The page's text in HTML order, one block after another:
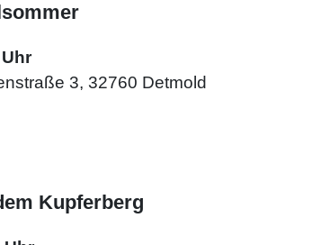
3, 32760 Detmold
Kupferberg